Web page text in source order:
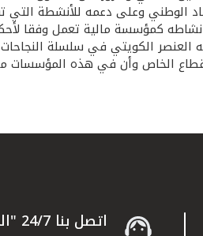
الوطني وعلى دعمه للأنشطة التي
نشاطه كمؤسسة مالية تعمل وفقا
العنصر الكويتي في سلسلة
الخاص وأن في هذه المؤسسات محل
اتصل بنا 24/7 "الخدمة الهاتفية" 1803333